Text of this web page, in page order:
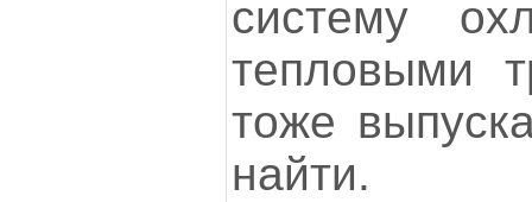
систему
тепловыми
тоже
найти.